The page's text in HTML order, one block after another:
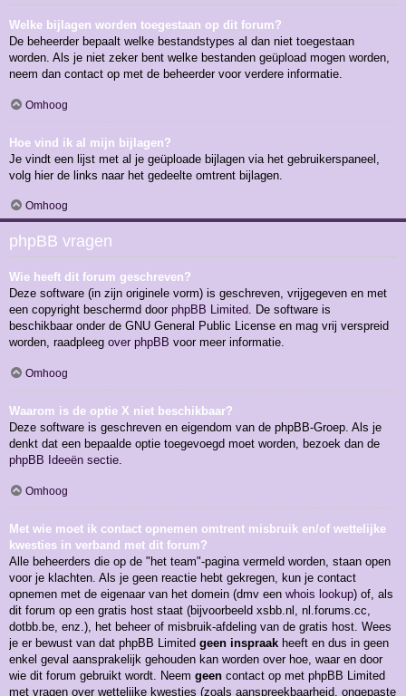
Welke bijlagen worden toegestaan op dit forum?
De beheerder bepaalt welke bestandstypes al dan niet toegestaan
worden. Als je niet zeker bent welke bestanden geüpload mogen worden,
neem dan contact op met de beheerder voor verdere informatie.
Omhoog
Hoe vind ik al mijn bijlagen?
Je vindt een lijst met al je geüploade bijlagen via het gebruikerspaneel,
volg hier de links naar het gedeelte omtrent bijlagen.
Omhoog
phpBB vragen
Wie heeft dit forum geschreven?
Deze software (in zijn originele vorm) is geschreven, vrijgegeven en met
een copyright beschermd door phpBB Limited. De software is
beschikbaar onder de GNU General Public License en mag vrij verspreid
worden, raadpleeg over phpBB voor meer informatie.
Omhoog
Waarom is de optie X niet beschikbaar?
Deze software is geschreven en eigendom van de phpBB-Groep. Als je
denkt dat een bepaalde optie toegevoegd moet worden, bezoek dan de
phpBB Ideeën sectie.
Omhoog
Met wie moet ik contact opnemen omtrent misbruik en/of wettelijke
kwesties in verband met dit forum?
Alle beheerders die op de "het team"-pagina vermeld worden, staan open
voor je klachten. Als je geen reactie hebt gekregen, kun je contact
opnemen met de eigenaar van het domein (dmv een whois lookup) of, als
dit forum op een gratis host staat (bijvoorbeeld xsbb.nl, nl.forums.cc,
dotbb.be, enz.), het beheer of misbruik-afdeling van de gratis host. Wees
je er bewust van dat phpBB Limited geen inspraak heeft en dus in geen
enkel geval aansprakelijk gehouden kan worden over hoe, waar en door
wie dit forum gebruikt wordt. Neem geen contact op met phpBB Limited
met vragen over wettelijke kwesties (zoals aanspreekbaarheid, ongepaste